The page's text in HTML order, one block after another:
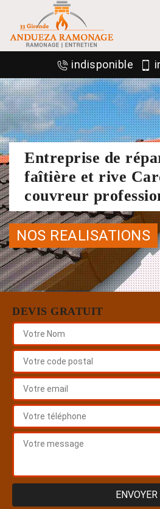
indisponible
Entreprise de
faîtière et rive
couvreur
NOS REALISATIONS
DEVIS GRATUIT